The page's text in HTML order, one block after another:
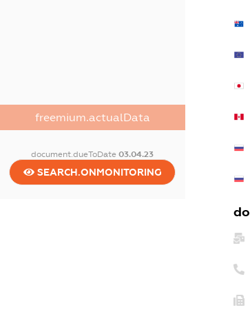
freemium.actualData
document.dueToDate03.04.23
SEARCH.ONMONITORING